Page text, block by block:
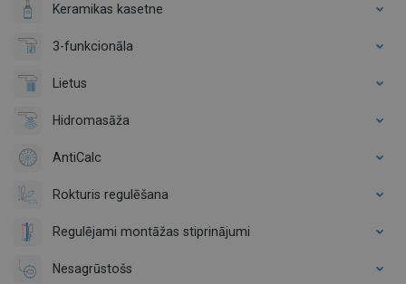
Keramikas kasetne
3-funkcionāla
Lietus
Hidromasāža
AntiCalc
Rokturis regulēšana
Regulējami montāžas stiprinājumi
Nesagrūstošs